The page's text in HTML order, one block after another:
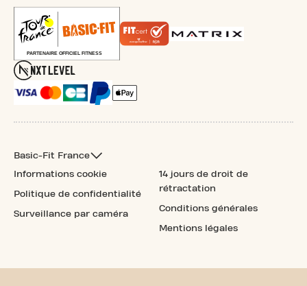
Basic-Fit France
Informations cookie
Politique de confidentialité
Surveillance par caméra
14 jours de droit de
rétractation
Conditions générales
Mentions légales